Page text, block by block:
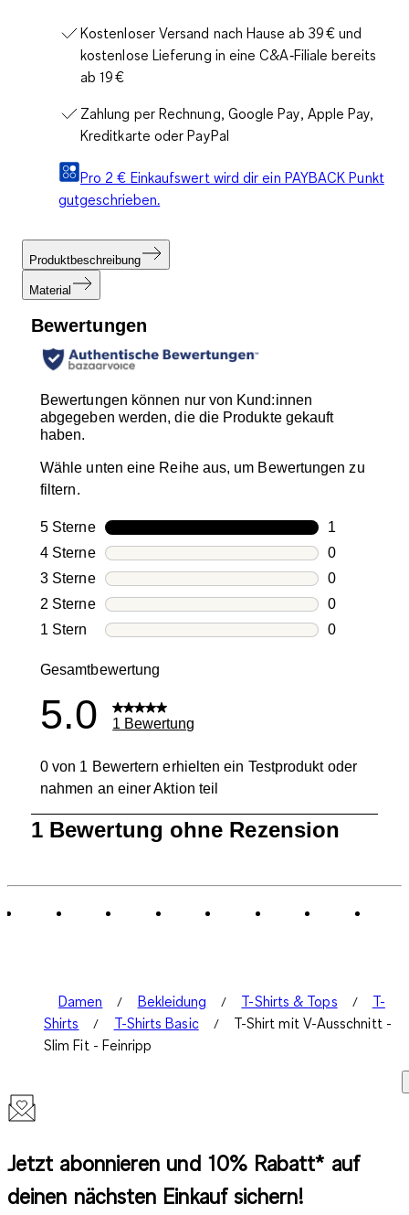
Kostenloser Versand nach Hause ab 39 € und
kostenlose Lieferung in eine C&A‑Filiale bereits
ab 19 €
Zahlung per Rechnung, Google Pay, Apple Pay,
Kreditkarte oder PayPal
Pro 2 € Einkaufswert wird dir ein PAYBACK Punkt
gutgeschrieben.
Produktbeschreibung
Material
Bewertungen
Bewertungen können nur von Kund:innen
abgegeben werden, die die Produkte gekauft
haben.
Wähle unten eine Reihe aus, um Bewertungen zu
filtern.
5 SterneSterne
1
1
4 SterneSterne
0
0
3 SterneSterne
0
0
2 SterneSterne
0
0
1 Stern Sterne
0
Gesamtbewertung
5.0 1 Bewertung
0 von 1 Bewertern erhielten ein Testprodukt oder
nahmen an einer Aktion teil
von
1 Bewertung ohne Rezension
Damen Bekleidung T-Shirts & Tops
T-
Shirts
T-Shirts Basic
T-Shirt mit V-Ausschnitt -
Slim Fit - Feinripp
Jetzt abonnieren und 10% Rabatt* auf
deinen nächsten Einkauf sichern!